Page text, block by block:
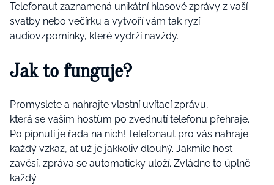
Telefonaut zaznamená unikátní hlasové zprávy z vaší
svatby nebo večírku a vytvoří vám tak ryzí
audiovzpomínky, které vydrží navždy.
Jak to funguje?
Promyslete a nahrajte vlastní uvítací zprávu,
která se vašim hostům po zvednutí telefonu přehraje.
Po pípnutí je řada na nich! Telefonaut pro vás nahraje
každý vzkaz, ať už je jakkoliv dlouhý. Jakmile host
zavěsí, zpráva se automaticky uloží. Zvládne to úplně
každý.